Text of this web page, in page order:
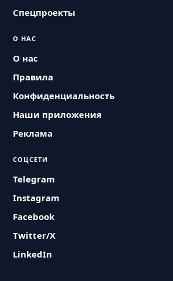
Спецпроекты
О НАС
О нас
Правила
Конфиденциальность
Наши приложения
Реклама
СОЦСЕТИ
Telegram
Instagram
Facebook
Twitter/X
LinkedIn